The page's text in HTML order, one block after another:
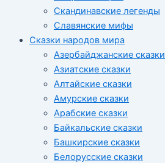
Скандинавские легенды
Славянские мифы
Сказки народов мира
Азербайджанские сказки
Азиатские сказки
Алтайские сказки
Амурские сказки
Арабские сказки
Байкальские сказки
Башкирские сказки
Белорусские сказки